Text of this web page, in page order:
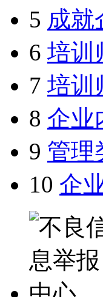
5 成就
6 培训
7 培训
8 企业
9 管理
10 企